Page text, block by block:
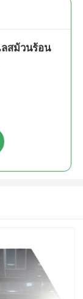
สม้วนร้อน